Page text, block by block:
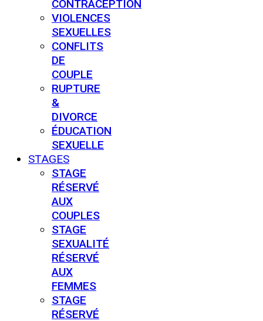
CONTRACEPTION
VIOLENCES
SEXUELLES
CONFLITS
DE
COUPLE
RUPTURE
&
DIVORCE
ÉDUCATION
SEXUELLE
STAGES
STAGE
RÉSERVÉ
AUX
COUPLES
STAGE
SEXUALITÉ
RÉSERVÉ
AUX
FEMMES
STAGE
RÉSERVÉ